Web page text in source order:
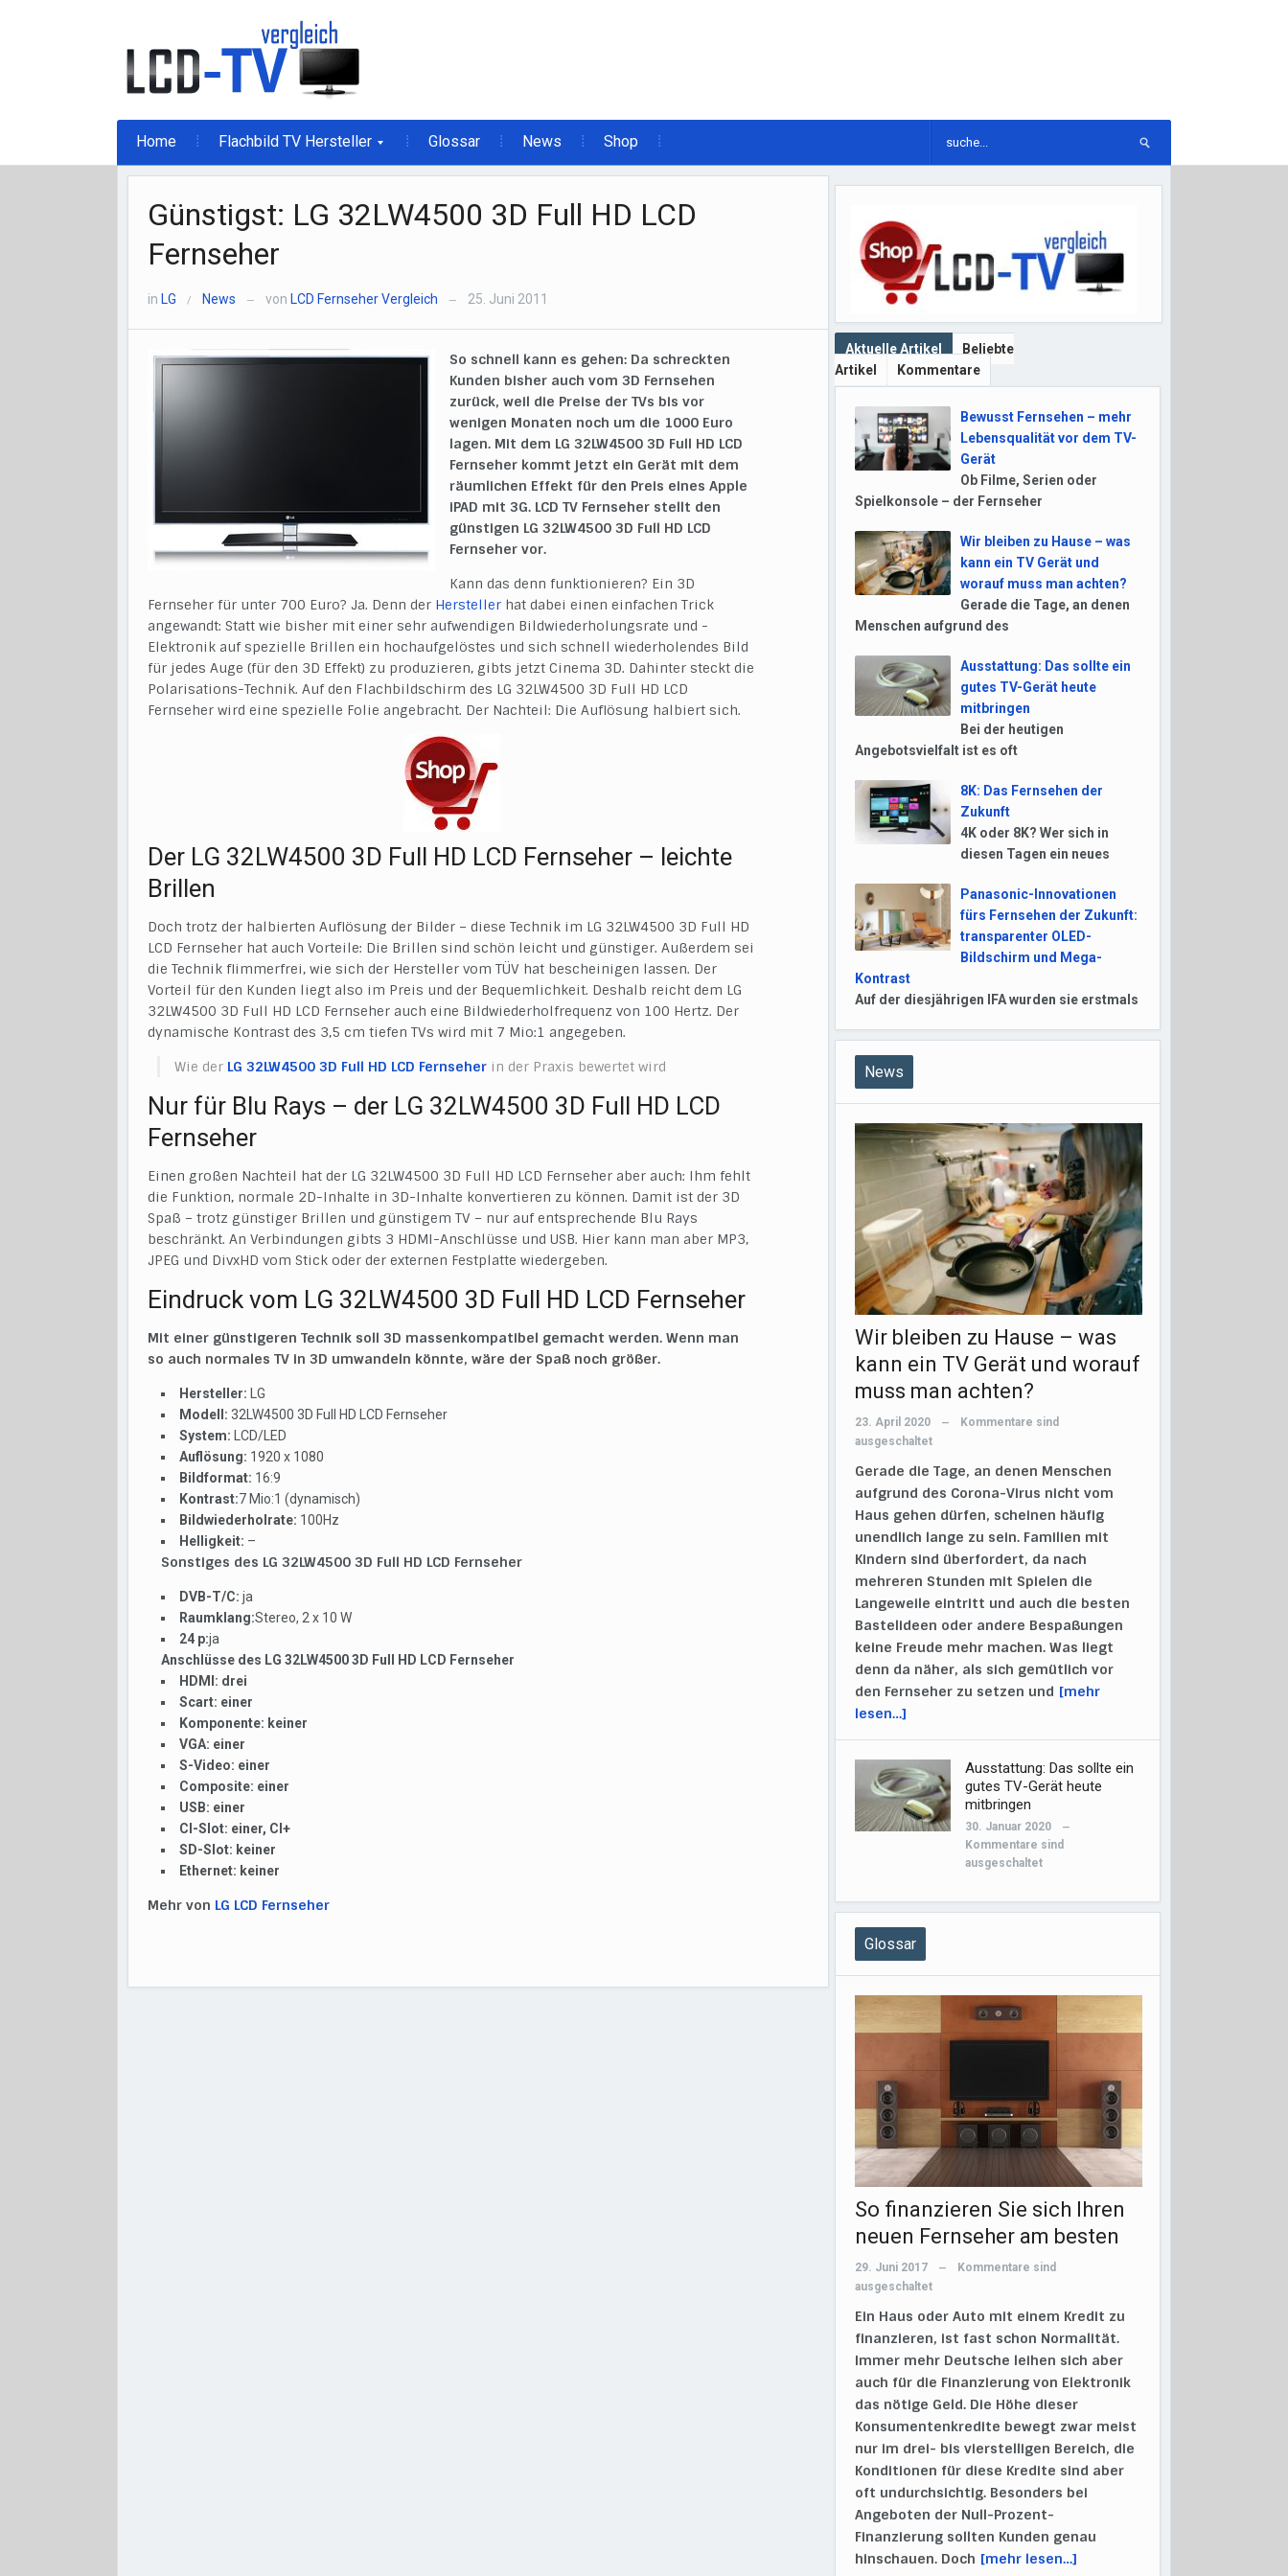
Home Flachbild TV Hersteller Glossar News Shop
Günstigst: LG 32LW4500 3D Full HD LCD
Fernseher
in LG / News — von LCD Fernseher Vergleich — 25. Juni 2011
So schnell kann es gehen: Da schreckten
Kunden bisher auch vom 3D Fernsehen
zurück, weil die Preise der TVs bis vor
wenigen Monaten noch um die 1000 Euro
lagen. Mit dem LG 32LW4500 3D Full HD LCD
Fernseher kommt jetzt ein Gerät mit dem
räumlichen Effekt für den Preis eines Apple
iPAD mit 3G. LCD TV Fernseher stellt den
günstigen LG 32LW4500 3D Full HD LCD
Fernseher vor.
Kann das denn funktionieren? Ein 3D
Fernseher für unter 700 Euro? Ja. Denn der Hersteller hat dabei einen einfachen Trick
angewandt: Statt wie bisher mit einer sehr aufwendigen Bildwiederholungsrate und -
Elektronik auf spezielle Brillen ein hochaufgelöstes und sich schnell wiederholendes Bild
für jedes Auge (für den 3D Effekt) zu produzieren, gibts jetzt Cinema 3D. Dahinter steckt die
Polarisations-Technik. Auf den Flachbildschirm des LG 32LW4500 3D Full HD LCD
Fernseher wird eine spezielle Folie angebracht. Der Nachteil: Die Auflösung halbiert sich.
Der LG 32LW4500 3D Full HD LCD Fernseher – leichte
Brillen
Doch trotz der halbierten Auflösung der Bilder – diese Technik im LG 32LW4500 3D Full HD
LCD Fernseher hat auch Vorteile: Die Brillen sind schön leicht und günstiger. Außerdem sei
die Technik flimmerfrei, wie sich der Hersteller vom TÜV hat bescheinigen lassen. Der
Vorteil für den Kunden liegt also im Preis und der Bequemlichkeit. Deshalb reicht dem LG
32LW4500 3D Full HD LCD Fernseher auch eine Bildwiederholfrequenz von 100 Hertz. Der
dynamische Kontrast des 3,5 cm tiefen TVs wird mit 7 Mio:1 angegeben.
Wie der LG 32LW4500 3D Full HD LCD Fernseher in der Praxis bewertet wird
Nur für Blu Rays – der LG 32LW4500 3D Full HD LCD
Fernseher
Einen großen Nachteil hat der LG 32LW4500 3D Full HD LCD Fernseher aber auch: Ihm fehlt
die Funktion, normale 2D-Inhalte in 3D-Inhalte konvertieren zu können. Damit ist der 3D
Spaß – trotz günstiger Brillen und günstigem TV – nur auf entsprechende Blu Rays
beschränkt. An Verbindungen gibts 3 HDMI-Anschlüsse und USB. Hier kann man aber MP3,
JPEG und DivxHD vom Stick oder der externen Festplatte wiedergeben.
Eindruck vom LG 32LW4500 3D Full HD LCD Fernseher
Mit einer günstigeren Technik soll 3D massenkompatibel gemacht werden. Wenn man
so auch normales TV in 3D umwandeln könnte, wäre der Spaß noch größer.
Hersteller: LG
Modell: 32LW4500 3D Full HD LCD Fernseher
System: LCD/LED
Auflösung: 1920 x 1080
Bildformat: 16:9
Kontrast:7 Mio:1 (dynamisch)
Bildwiederholrate: 100Hz
Helligkeit: –
Sonstiges des LG 32LW4500 3D Full HD LCD Fernseher
DVB-T/C: ja
Raumklang:Stereo, 2 x 10 W
24 p:ja
Anschlüsse des LG 32LW4500 3D Full HD LCD Fernseher
HDMI: drei
Scart: einer
Komponente: keiner
VGA: einer
S-Video: einer
Composite: einer
USB: einer
CI-Slot: einer, CI+
SD-Slot: keiner
Ethernet: keiner
Mehr von LG LCD Fernseher
Aktuelle Artikel
Beliebte
Artikel
Kommentare
Bewusst Fernsehen – mehr
Lebensqualität vor dem TV-
Gerät
Ob Filme, Serien oder
Spielkonsole – der Fernseher
Wir bleiben zu Hause – was
kann ein TV Gerät und
worauf muss man achten?
Gerade die Tage, an denen
Menschen aufgrund des
Ausstattung: Das sollte ein
gutes TV-Gerät heute
mitbringen
Bei der heutigen
Angebotsvielfalt ist es oft
8K: Das Fernsehen der
Zukunft
4K oder 8K? Wer sich in
diesen Tagen ein neues
Panasonic-Innovationen
fürs Fernsehen der Zukunft:
transparenter OLED-
Bildschirm und Mega-
Kontrast
Auf der diesjährigen IFA wurden sie erstmals
News
Wir bleiben zu Hause – was
kann ein TV Gerät und worauf
muss man achten?
23. April 2020 —
Kommentare sind
ausgeschaltet
Gerade die Tage, an denen Menschen
aufgrund des Corona-Virus nicht vom
Haus gehen dürfen, scheinen häufig
unendlich lange zu sein. Familien mit
Kindern sind überfordert, da nach
mehreren Stunden mit Spielen die
Langeweile eintritt und auch die besten
Bastelideen oder andere Bespaßungen
keine Freude mehr machen. Was liegt
denn da näher, als sich gemütlich vor
den Fernseher zu setzen und [mehr
lesen…]
Ausstattung: Das sollte ein
gutes TV-Gerät heute
mitbringen
30. Januar 2020 —
Kommentare sind
ausgeschaltet
Glossar
So finanzieren Sie sich Ihren
neuen Fernseher am besten
29. Juni 2017 —
Kommentare sind
ausgeschaltet
Ein Haus oder Auto mit einem Kredit zu
finanzieren, ist fast schon Normalität.
Immer mehr Deutsche leihen sich aber
auch für die Finanzierung von Elektronik
das nötige Geld. Die Höhe dieser
Konsumentenkredite bewegt zwar meist
nur im drei- bis vierstelligen Bereich, die
Konditionen für diese Kredite sind aber
oft undurchsichtig. Besonders bei
Angeboten der Null-Prozent-
Finanzierung sollten Kunden genau
hinschauen. Doch [mehr lesen…]